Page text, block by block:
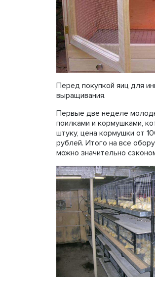
Перед покупкой яиц для
выращивания.
Первые две неделе
поилками и кормушками,
штуку, цена кормушки от
рублей. Итого на все
можно значительно